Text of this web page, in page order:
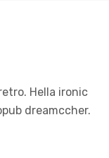
Hella ironic
dreamccher.